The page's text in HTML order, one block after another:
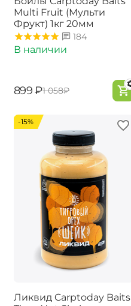
Multi Fruit (Мульти
Фрукт) 1кг 20мм
184
В наличии
‍899‍ ₽‍1 058‍₽
-15%
Ликвид Carptoday Baits